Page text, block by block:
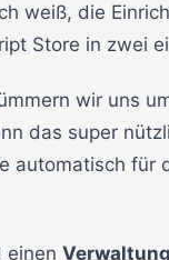
weiß, die
Store in zwei
wir uns
das super
automatisch für
einen